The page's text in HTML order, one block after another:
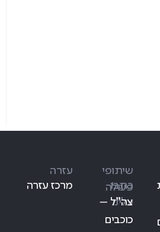
כתבו
עלינו
שיתופי
פעולה
צה״ל –
כוכבים
עזרה
מרכז עזרה